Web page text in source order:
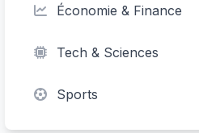
Économie & Finance
Tech & Sciences
Sports